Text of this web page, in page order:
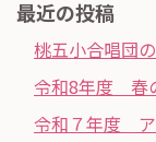
最近の投稿
桃五小合唱団
令和8年度 春
令和７年度 ア